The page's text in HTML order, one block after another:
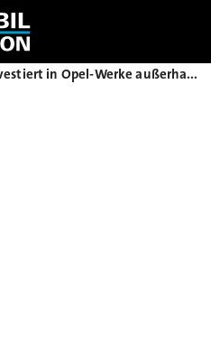
PSA investiert in Opel-Werke außerhalb Deutschlands